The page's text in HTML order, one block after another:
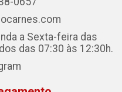
a Sexta-feira das
das 07:30 às 12:30h.